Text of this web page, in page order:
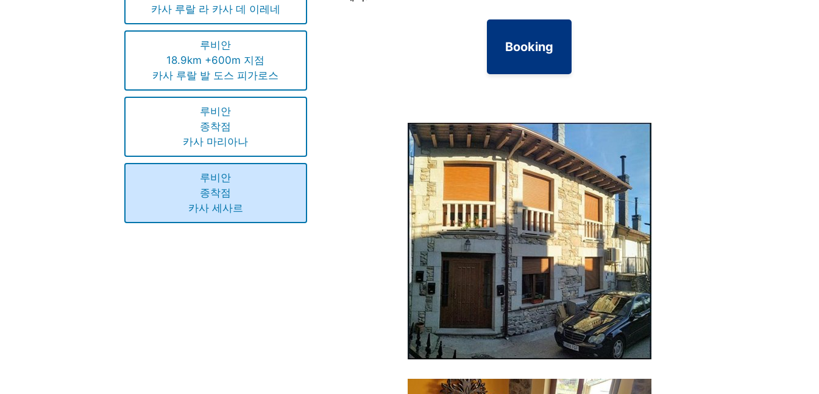
카사 루랄 라 카사 데 이레네
루비안
18.9km +600m 지점
카사 루랄 발 도스 피가로스
루비안
종착점
카사 마리아나
루비안
종착점
카사 세사르
Booking